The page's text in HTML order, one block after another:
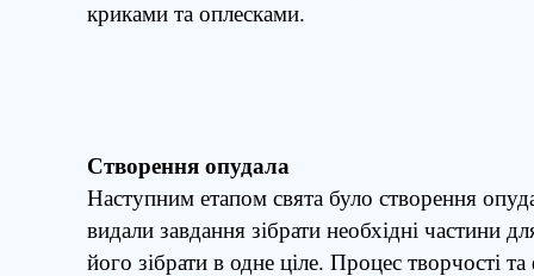
криками та оплесками.
Створення опудала
Наступним етапом свята було створення
видали завдання зібрати необхідні частини
його зібрати в одне ціле. Процес творчості та